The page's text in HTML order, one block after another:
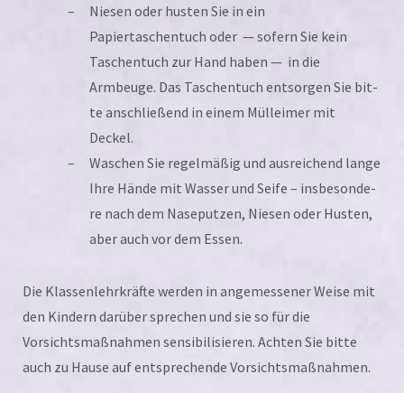
Niesen oder hus­ten Sie in ein
Papiertaschentuch oder — sofern Sie kein
Taschentuch zur Hand haben — in die
Armbeuge. Das Taschentuch ent­sor­gen Sie bit­
te anschlie­ßend in einem Mülleimer mit
Deckel.
Waschen Sie regel­mä­ßig und aus­rei­chend lan­ge
Ihre Hände mit Wasser und Seife – ins­be­son­de­
re nach dem Naseputzen, Niesen oder Husten,
aber auch vor dem Essen.
Die Klassenlehrkräfte wer­den in ange­mes­se­ner Weise mit
den Kindern dar­über spre­chen und sie so für die
Vorsichtsmaßnahmen sen­si­bi­li­sie­ren. Achten Sie bit­te
auch zu Hause auf ent­spre­chen­de Vorsichtsmaßnahmen.